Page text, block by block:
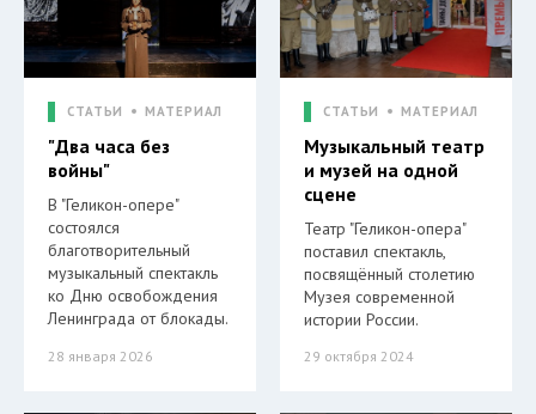
СТАТЬИ МАТЕРИАЛ
"Два часа без
войны"
В "Геликон-опере"
состоялся
благотворительный
музыкальный спектакль
ко Дню освобождения
Ленинграда от блокады.
28 января 2026
СТАТЬИ МАТЕРИАЛ
Музыкальный театр
и музей на одной
сцене
Театр "Геликон-опера"
поставил спектакль,
посвящённый столетию
Музея современной
истории России.
29 октября 2024